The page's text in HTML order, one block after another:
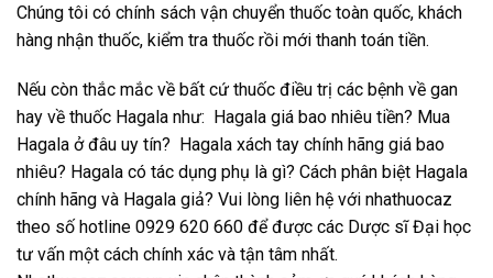
Chúng tôi có chính sách vận chuyển thuốc toàn quốc, khách
hàng nhận thuốc, kiểm tra thuốc rồi mới thanh toán tiền.
Nếu còn thắc mắc về bất cứ thuốc điều trị các bệnh về gan
hay về thuốc Hagala như: Hagala giá bao nhiêu tiền? Mua
Hagala ở đâu uy tín? Hagala xách tay chính hãng giá bao
nhiêu? Hagala có tác dụng phụ là gì? Cách phân biệt Hagala
chính hãng và Hagala giả? Vui lòng liên hệ với nhathuocaz
theo số hotline 0929 620 660 để được các Dược sĩ Đại học
tư vấn một cách chính xác và tận tâm nhất.